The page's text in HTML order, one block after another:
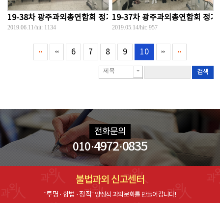
19-38차 광주과외총연합회 정기세미나
2019.06.11/hit: 1134
19-37차 광주과외총연합회 정기
2019.05.14/hit:957
6 7 8 9 10
제목 검색
전화문의
010·4972·0835
불법과외 신고센터
“투명 · 합법 · 정직” 양성적 과외문화를 만들어갑니다!